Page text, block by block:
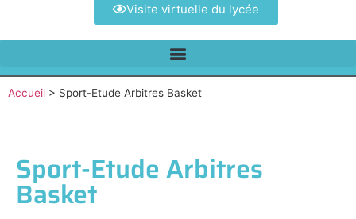
Visite virtuelle du lycée
Accueil > Sport-Etude Arbitres Basket
Sport-Etude Arbitres
Basket